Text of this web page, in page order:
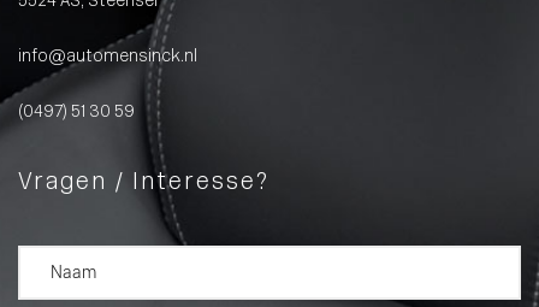
info@automensinck.nl
(0497) 51 30 59
Vragen / Interesse?